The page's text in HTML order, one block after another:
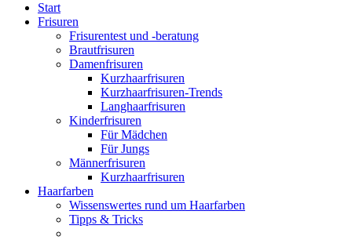
Start
Frisuren
Frisurentest und -beratung
Brautfrisuren
Damenfrisuren
Kurzhaarfrisuren
Kurzhaarfrisuren-Trends
Langhaarfrisuren
Kinderfrisuren
Für Mädchen
Für Jungs
Männerfrisuren
Kurzhaarfrisuren
Haarfarben
Wissenswertes rund um Haarfarben
Tipps & Tricks